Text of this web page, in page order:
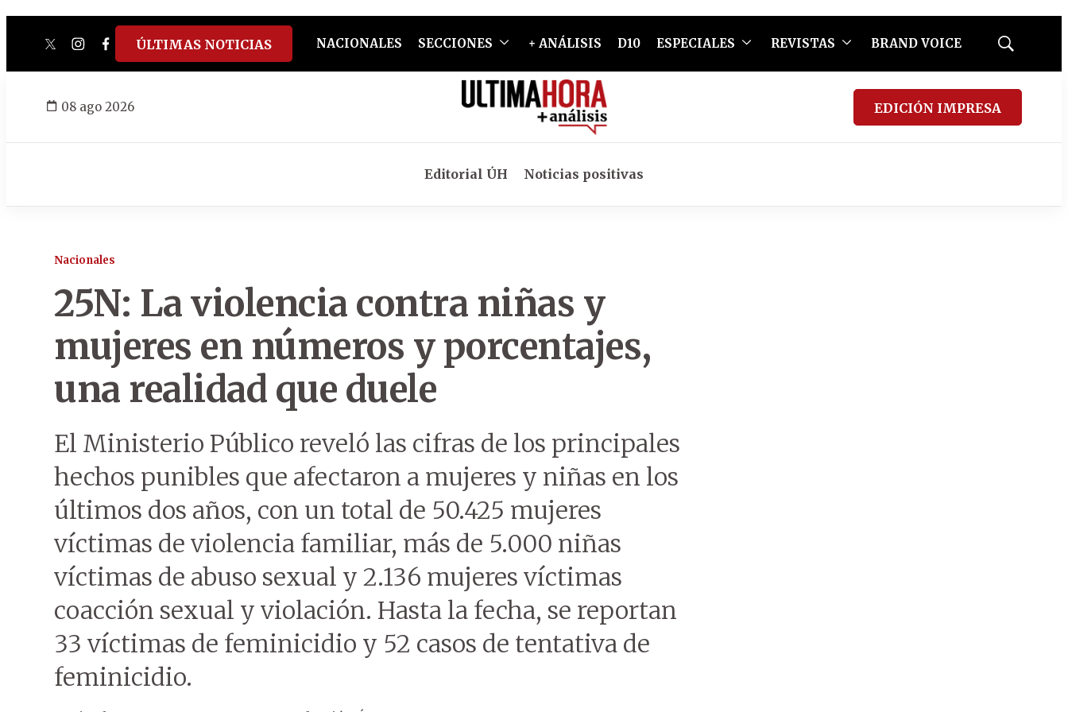
twitterinstagram
facebook
tiktokyoutube
spotify
ÚLTIMAS NOTICIAS NACIONALES SECCIONES + ANÁLISIS D10 ESPECIALES REVISTAS BRAND VOICE
Mostrar
08 ago 2026 EDICIÓN IMPRESA
Editorial ÚH Noticias positivas
Nacionales
25N: La violencia contra niñas y
mujeres en números y porcentajes,
una realidad que duele
El Ministerio Público reveló las cifras de los principales
hechos punibles que afectaron a mujeres y niñas en los
últimos dos años, con un total de 50.425 mujeres
víctimas de violencia familiar, más de 5.000 niñas
víctimas de abuso sexual y 2.136 mujeres víctimas
coacción sexual y violación. Hasta la fecha, se reportan
33 víctimas de feminicidio y 52 casos de tentativa de
feminicidio.